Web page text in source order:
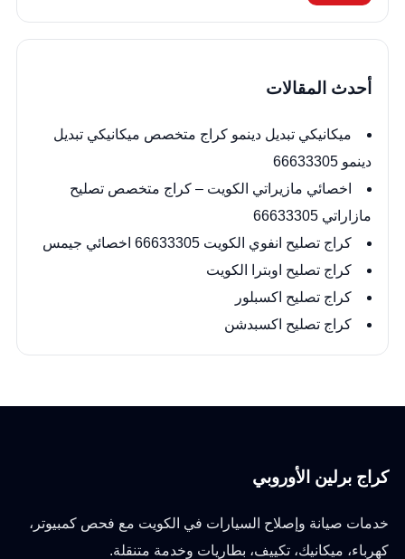
أحدث المقالات
ميكانيكي تبديل دينمو كراج متخصص ميكانيكي تبديل
دينمو 66633305
اخصائي مازيراتي الكويت – كراج متخصص تصليح
مازاراتي 66633305
كراج تصليح انفوي الكويت 66633305 اخصائي جيمس
كراج تصليح اوبترا الكويت
كراج تصليح اكسبلور
كراج تصليح اكسبدشن
كراج برلين الأوروبي
خدمات صيانة وإصلاح السيارات في الكويت مع فحص كمبيوتر،
كهرباء، ميكانيك، تكييف، بطاريات وخدمة متنقلة.